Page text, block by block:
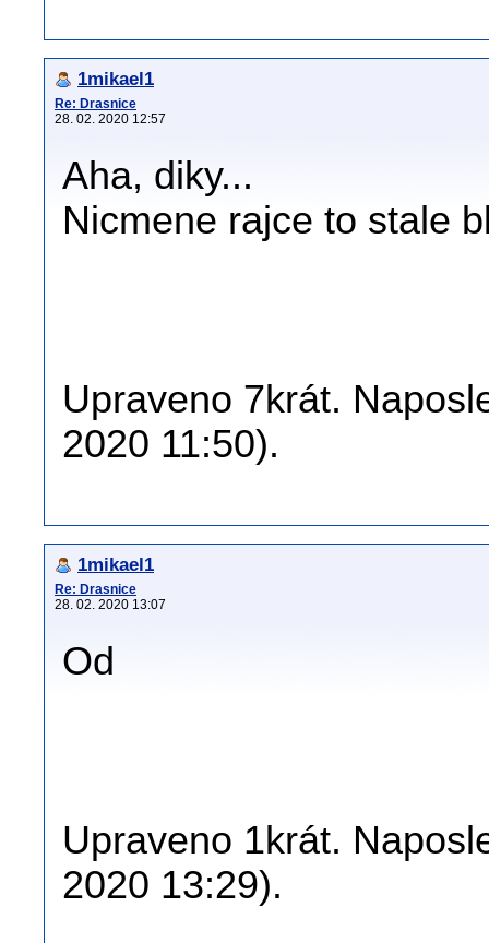
1mikael1
Re: Drasnice
28. 02. 2020 12:57
Aha, diky...
Nicmene rajce to stale
Upraveno 7krát.
2020 11:50).
1mikael1
Re: Drasnice
28. 02. 2020 13:07
Od
Upraveno 1krát.
2020 13:29).